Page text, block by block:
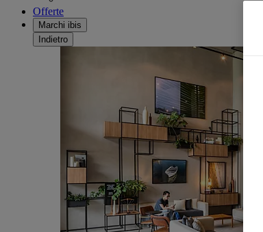
Offerte
Marchi ibis
Indietro